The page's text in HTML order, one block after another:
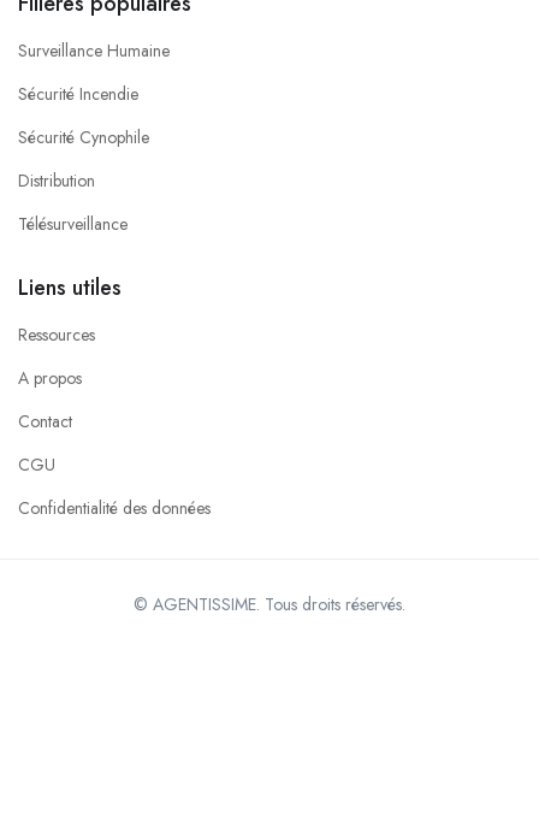
Surveillance Humaine
Sécurité Incendie
Sécurité Cynophile
Distribution
Télésurveillance
Liens utiles
Ressources
A propos
Contact
CGU
Confidentialité des données
© AGENTISSIME. Tous droits réservés.